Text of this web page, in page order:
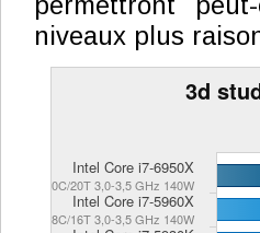
niveaux plus